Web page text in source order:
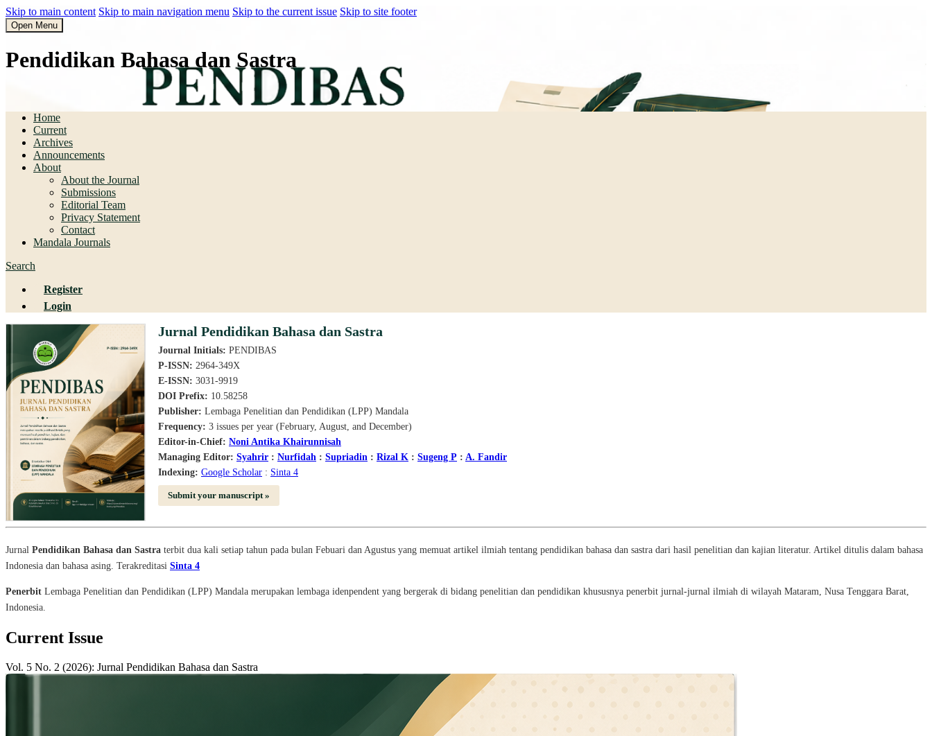
Skip to main content Skip to main navigation menu Skip to the current issue Skip to site footer
Open Menu
Pendidikan Bahasa dan Sastra
Home
Current
Archives
Announcements
About
About the Journal
Submissions
Editorial Team
Privacy Statement
Contact
Mandala Journals
Search
Register
Login
Jurnal Pendidikan Bahasa dan Sastra
Journal Initials: PENDIBAS
P-ISSN: 2964-349X
E-ISSN: 3031-9919
DOI Prefix: 10.58258
Publisher: Lembaga Penelitian dan Pendidikan (LPP) Mandala
Frequency: 3 issues per year (February, August, and December)
Editor-in-Chief: Noni Antika Khairunnisah
Managing Editor: Syahrir : Nurfidah : Supriadin : Rizal K : Sugeng P : A. Fandir
Indexing: Google Scholar : Sinta 4
Submit your manuscript »
Jurnal Pendidikan Bahasa dan Sastra terbit dua kali setiap tahun pada bulan Febuari dan Agustus yang memuat artikel ilmiah tentang pendidikan bahasa dan sastra dari hasil penelitian dan kajian literatur. Artikel ditulis dalam bahasa
Indonesia dan bahasa asing. Terakreditasi Sinta 4
Penerbit Lembaga Penelitian dan Pendidikan (LPP) Mandala merupakan lembaga idenpendent yang bergerak di bidang penelitian dan pendidikan khususnya penerbit jurnal-jurnal ilmiah di wilayah Mataram, Nusa Tenggara Barat,
Indonesia.
Current Issue
Vol. 5 No. 2 (2026): Jurnal Pendidikan Bahasa dan Sastra